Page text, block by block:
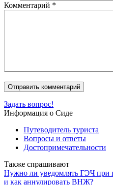
Комментарий *
Задать вопрос!
Информация о Сиде
Путеводитель туриста
Вопросы и ответы
Достопримечательности
Также спрашивают
Нужно ли уведомлять ГЭЧ при
и как аннулировать ВНЖ?